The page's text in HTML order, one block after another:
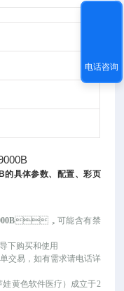
的具体参数、配置、彩页
，可能含有禁
下购买和使用
交易，如有需求请电话详
黄色软件医疗）成立于2
电话咨询